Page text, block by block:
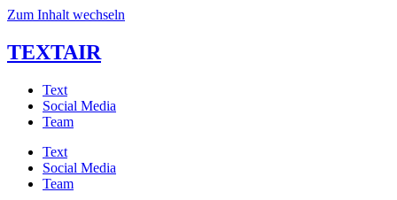
Zum Inhalt wechseln
TEXTAIR
Text
Social Media
Team
Text
Social Media
Team